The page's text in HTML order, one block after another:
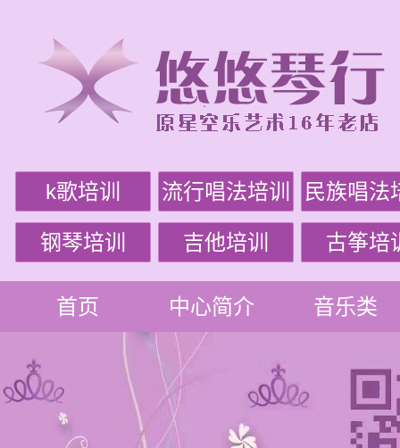
k歌培训 流行唱法培训 民族唱法
钢琴培训 吉他培训 古筝培
首页 中心简介 音乐类